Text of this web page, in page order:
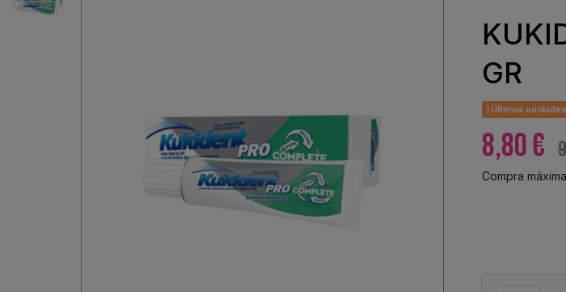
GR
Últimas
8,80 €
Compra